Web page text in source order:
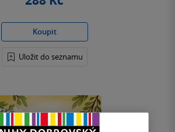
Koupit
Uložit do seznamu